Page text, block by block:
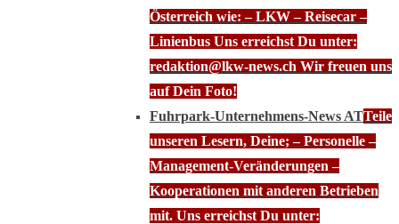
Österreich wie: – LKW – Reisecar –
Linienbus Uns erreichst Du unter:
redaktion@lkw-news.ch Wir freuen uns
auf Dein Foto!
Fuhrpark-Unternehmens-News ATTeile
unseren Lesern, Deine; – Personelle –
Management-Veränderungen –
Kooperationen mit anderen Betrieben
mit. Uns erreichst Du unter: